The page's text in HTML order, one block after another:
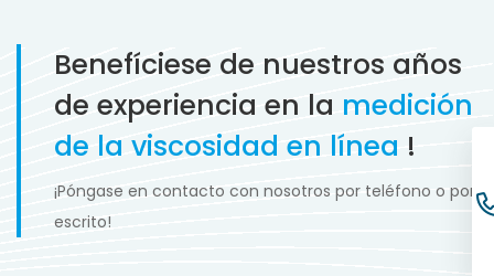
Benefíciese de nuestros años
de experiencia en la medición
de la viscosidad en línea !
¡Póngase en contacto con nosotros por teléfono o por
escrito!